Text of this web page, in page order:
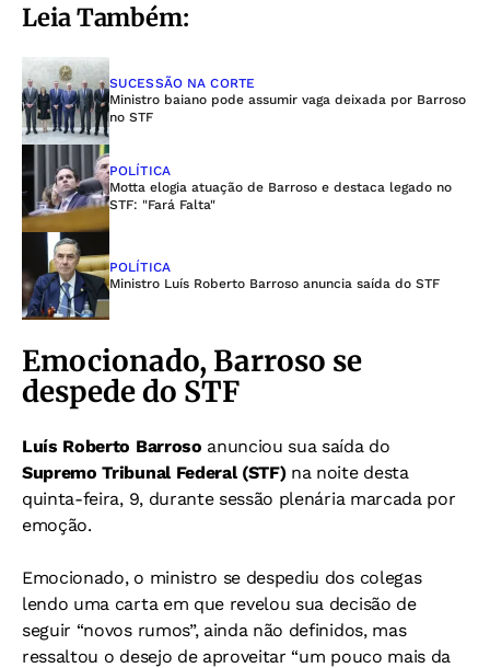
Leia Também:
SUCESSÃO NA CORTE
Ministro baiano pode assumir vaga deixada por Barroso
no STF
POLÍTICA
Motta elogia atuação de Barroso e destaca legado no
STF: "Fará Falta"
POLÍTICA
Ministro Luís Roberto Barroso anuncia saída do STF
Emocionado, Barroso se
despede do STF
Luís Roberto Barroso anunciou sua saída do
Supremo Tribunal Federal (STF)na noite desta
quinta-feira, 9, durante sessão plenária marcada por
emoção.
Emocionado, o ministro se despediu dos colegas
lendo uma carta em que revelou sua decisão de
seguir “novos rumos”, ainda não definidos, mas
ressaltou o desejo de aproveitar “um pouco mais da